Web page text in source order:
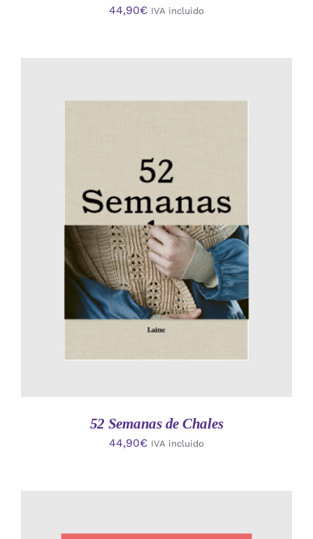
44,90€ IVA incluido
AÑADIR AL CARRITO
/
DETALLES
52 Semanas de Chales
44,90€ IVA incluido